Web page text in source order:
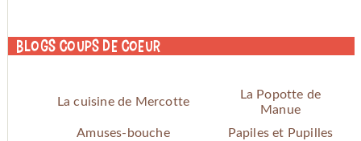
Blogs coups de coeur
La cuisine de Mercotte
La Popotte de
Manue
Amuses-bouche
Papiles et Pupilles